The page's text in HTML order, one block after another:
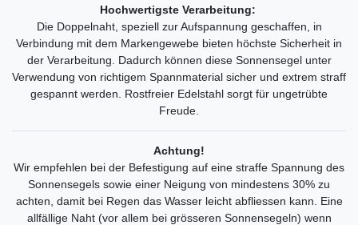
Hochwertigste Verarbeitung:
Die Doppelnaht, speziell zur Aufspannung geschaffen, in
Verbindung mit dem Markengewebe bieten höchste Sicherheit in
der Verarbeitung. Dadurch können diese Sonnensegel unter
Verwendung von richtigem Spannmaterial sicher und extrem straff
gespannt werden. Rostfreier Edelstahl sorgt für ungetrübte
Freude.
Achtung!
Wir empfehlen bei der Befestigung auf eine straffe Spannung des
Sonnensegels sowie einer Neigung von mindestens 30% zu
achten, damit bei Regen das Wasser leicht abfliessen kann. Eine
allfällige Naht (vor allem bei grösseren Sonnensegeln) wenn